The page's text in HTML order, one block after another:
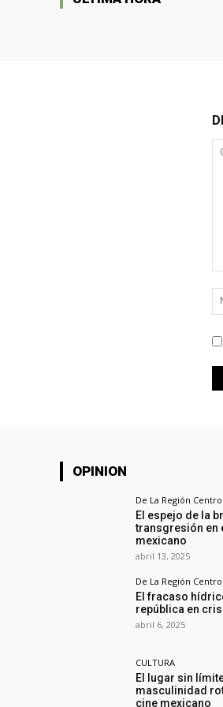
OPINION
De La Región Centro
El espejo de la
transgresión en
mexicano
abril 13, 2025
De La Región Centro
El fracaso
república en
abril 6, 2025
CULTURA
El lugar sin
masculinidad
cine mexicano